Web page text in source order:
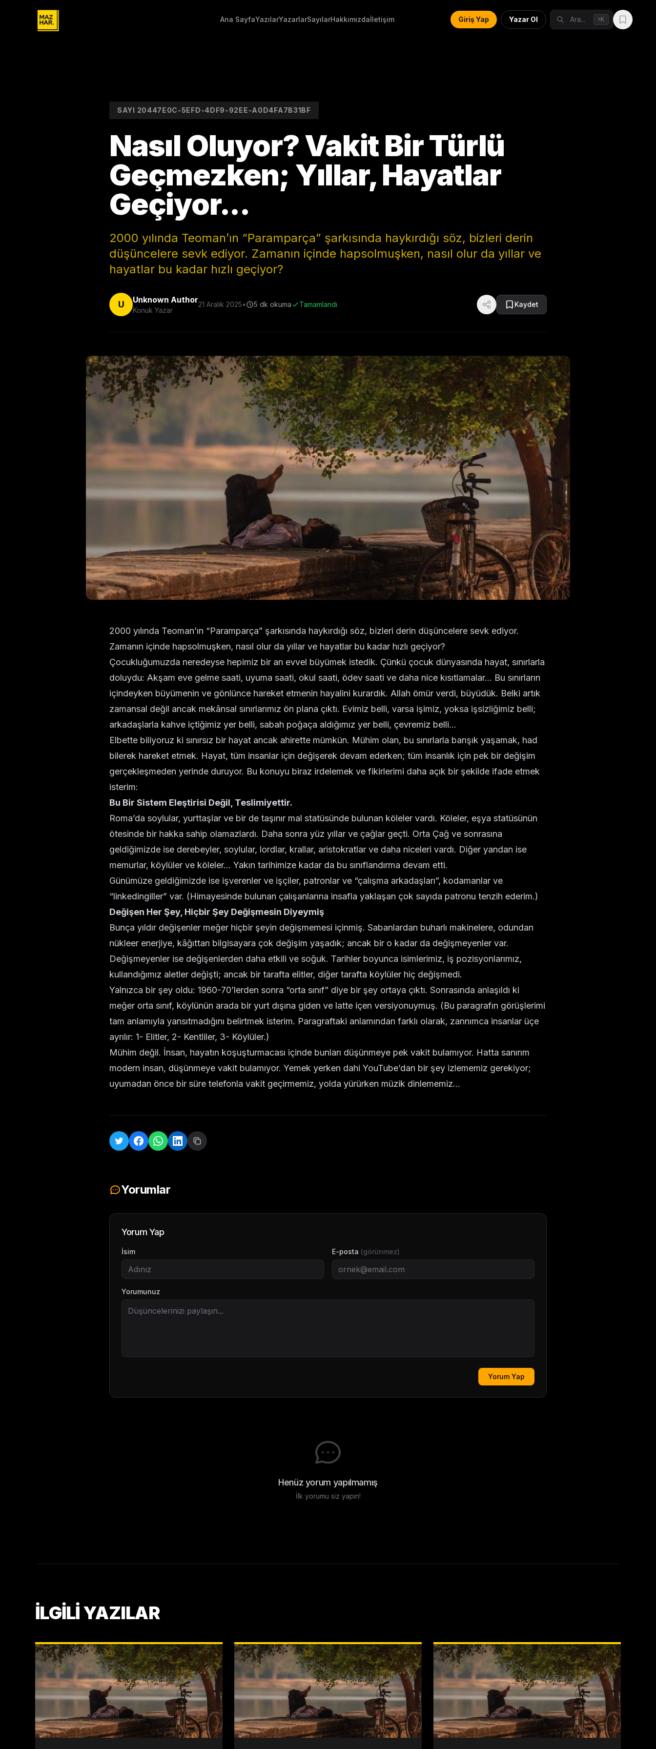
Ana SayfaYazılarYazarlarSayılarHakkımızdaİletişim Giriş Yap Yazar Ol Ara... ⌘K
SAYI 20447E0C-5EFD-4DF9-92EE-A0D4FA7B31BF
Nasıl Oluyor? Vakit Bir Türlü
Geçmezken; Yıllar, Hayatlar
Geçiyor...
2000 yılında Teoman’ın “Paramparça” şarkısında haykırdığı söz, bizleri derin
düşüncelere sevk ediyor. Zamanın içinde hapsolmuşken, nasıl olur da yıllar ve
hayatlar bu kadar hızlı geçiyor?
U Unknown Author
Konuk Yazar
21 Aralık 2025• 5 dk okuma Tamamlandı Kaydet
2000 yılında Teoman’ın “Paramparça” şarkısında haykırdığı söz, bizleri derin düşüncelere sevk ediyor.
Zamanın içinde hapsolmuşken, nasıl olur da yıllar ve hayatlar bu kadar hızlı geçiyor?
Çocukluğumuzda neredeyse hepimiz bir an evvel büyümek istedik. Çünkü çocuk dünyasında hayat, sınırlarla
doluydu: Akşam eve gelme saati, uyuma saati, okul saati, ödev saati ve daha nice kısıtlamalar... Bu sınırların
içindeyken büyümenin ve gönlünce hareket etmenin hayalini kurardık. Allah ömür verdi, büyüdük. Belki artık
zamansal değil ancak mekânsal sınırlarımız ön plana çıktı. Evimiz belli, varsa işimiz, yoksa işsizliğimiz belli;
arkadaşlarla kahve içtiğimiz yer belli, sabah poğaça aldığımız yer belli, çevremiz belli...
Elbette biliyoruz ki sınırsız bir hayat ancak ahirette mümkün. Mühim olan, bu sınırlarla barışık yaşamak, had
bilerek hareket etmek. Hayat, tüm insanlar için değişerek devam ederken; tüm insanlık için pek bir değişim
gerçekleşmeden yerinde duruyor. Bu konuyu biraz irdelemek ve fikirlerimi daha açık bir şekilde ifade etmek
isterim:
Bu Bir Sistem Eleştirisi Değil, Teslimiyettir.
Roma’da soylular, yurttaşlar ve bir de taşınır mal statüsünde bulunan köleler vardı. Köleler, eşya statüsünün
ötesinde bir hakka sahip olamazlardı. Daha sonra yüz yıllar ve çağlar geçti. Orta Çağ ve sonrasına
geldiğimizde ise derebeyler, soylular, lordlar, krallar, aristokratlar ve daha niceleri vardı. Diğer yandan ise
memurlar, köylüler ve köleler... Yakın tarihimize kadar da bu sınıflandırma devam etti.
Günümüze geldiğimizde ise işverenler ve işçiler, patronlar ve “çalışma arkadaşları”, kodamanlar ve
“linkedingiller” var. (Himayesinde bulunan çalışanlarına insafla yaklaşan çok sayıda patronu tenzih ederim.)
Değişen Her Şey, Hiçbir Şey Değişmesin Diyeymiş
Bunça yıldır değişenler meğer hiçbir şeyin değişmemesi içinmiş. Sabanlardan buharlı makinelere, odundan
nükleer enerjiye, kâğıttan bilgisayara çok değişim yaşadık; ancak bir o kadar da değişmeyenler var.
Değişmeyenler ise değişenlerden daha etkili ve soğuk. Tarihler boyunca isimlerimiz, iş pozisyonlarımız,
kullandığımız aletler değişti; ancak bir tarafta elitler, diğer tarafta köylüler hiç değişmedi.
Yalnızca bir şey oldu: 1960-70’lerden sonra “orta sınıf” diye bir şey ortaya çıktı. Sonrasında anlaşıldı ki
meğer orta sınıf, köylünün arada bir yurt dışına giden ve latte içen versiyonuymuş. (Bu paragrafın görüşlerimi
tam anlamıyla yansıtmadığını belirtmek isterim. Paragraftaki anlamından farklı olarak, zannımca insanlar üçe
ayrılır: 1- Elitler, 2- Kentliler, 3- Köylüler.)
Mühim değil. İnsan, hayatın koşuşturmacası içinde bunları düşünmeye pek vakit bulamıyor. Hatta sanırım
modern insan, düşünmeye vakit bulamıyor. Yemek yerken dahi YouTube’dan bir şey izlememiz gerekiyor;
uyumadan önce bir süre telefonla vakit geçirmemiz, yolda yürürken müzik dinlememiz...
Yorumlar
Yorum Yap
İsim E-posta (görünmez)
Yorumunuz
Yorum Yap
Henüz yorum yapılmamış
İlk yorumu siz yapın!
İLGİLİ YAZILAR